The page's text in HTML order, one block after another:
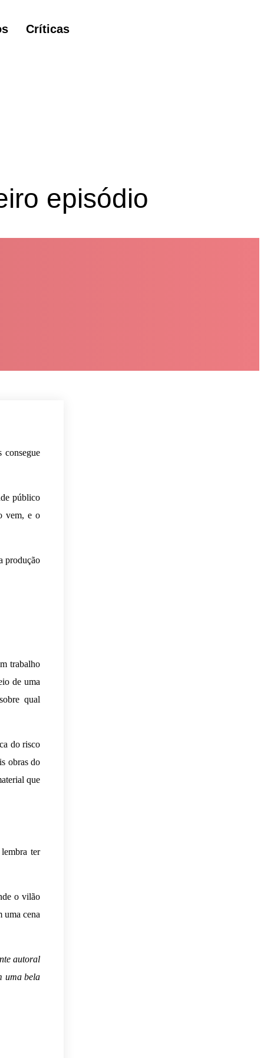
Críticas
episódio
público
vem, e o
produção
trabalho
de uma
qual
do risco
obras do
que
ter
o vilão
uma cena
autoral
uma bela